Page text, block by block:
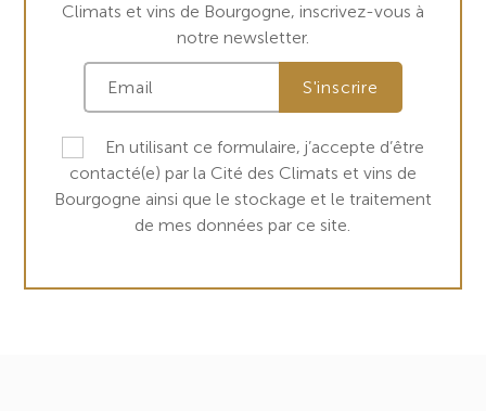
Climats et vins de Bourgogne, inscrivez-vous à
notre newsletter.
En utilisant ce formulaire, j’accepte d’être
contacté(e) par la Cité des Climats et vins de
Bourgogne ainsi que le stockage et le traitement
de mes données par ce site.